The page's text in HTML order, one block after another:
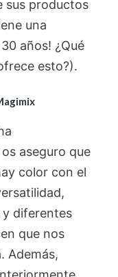
sus productos
una
años! ¿Qué
esto?).
aseguro que
color con el
y diferentes
que nos
Además,